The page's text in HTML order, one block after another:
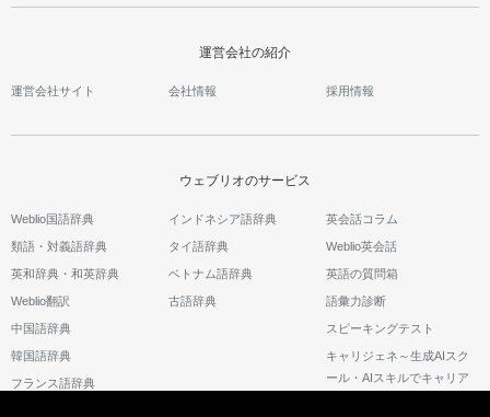
運営会社の紹介
運営会社サイト 会社情報 採用情報
ウェブリオのサービス
Weblio国語辞典
類語・対義語辞典
英和辞典・和英辞典
Weblio翻訳
中国語辞典
韓国語辞典
フランス語辞典
インドネシア語辞典
タイ語辞典
ベトナム語辞典
古語辞典
英会話コラム
Weblio英会話
英語の質問箱
語彙力診断
スピーキングテスト
キャリジェネ～生成AIスク
ール・AIスキルでキャリア